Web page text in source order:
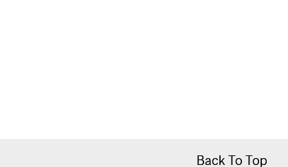
Back To Top
Back To Top